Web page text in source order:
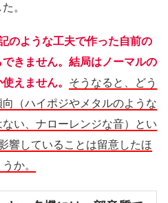
。
のような工夫で作った自前の
きません。結局はノーマルの
えません。 そうなると、どう
（ハイポジやメタルのような
い、ナローレンジな音）とい
響していることは留意したほ
か。